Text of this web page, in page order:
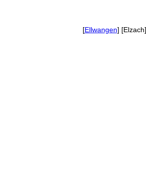
[Ellwangen]